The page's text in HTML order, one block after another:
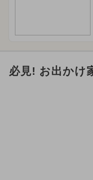
必見! お出かけ